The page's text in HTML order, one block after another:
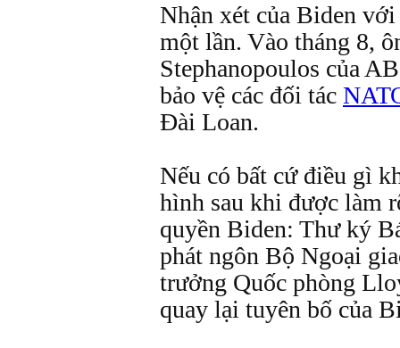
Nhận xét của Biden
một lần. Vào tháng 8,
Stephanopoulos của
bảo vệ các đối tác
Đài Loan.
Nếu có bất cứ điều gì
hình sau khi được làm
quyền Biden: Thư ký
phát ngôn Bộ Ngoại
trưởng Quốc phòng
quay lại tuyên bố của